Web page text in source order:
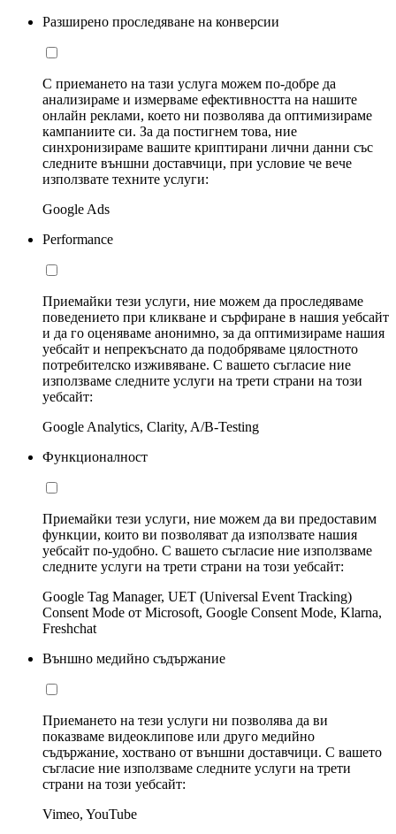
Разширено проследяване на конверсии
С приемането на тази услуга можем по-добре да
анализираме и измерваме ефективността на нашите
онлайн реклами, което ни позволява да оптимизираме
кампаниите си. За да постигнем това, ние
синхронизираме вашите криптирани лични данни със
следните външни доставчици, при условие че вече
използвате техните услуги:
Google Ads
Performance
Приемайки тези услуги, ние можем да проследяваме
поведението при кликване и сърфиране в нашия уебсайт
и да го оценяваме анонимно, за да оптимизираме нашия
уебсайт и непрекъснато да подобряваме цялостното
потребителско изживяване. С вашето съгласие ние
използваме следните услуги на трети страни на този
уебсайт:
Google Analytics, Clarity, A/B-Testing
Функционалност
Приемайки тези услуги, ние можем да ви предоставим
функции, които ви позволяват да използвате нашия
уебсайт по-удобно. С вашето съгласие ние използваме
следните услуги на трети страни на този уебсайт:
Google Tag Manager, UET (Universal Event Tracking)
Consent Mode от Microsoft, Google Consent Mode, Klarna,
Freshchat
Външно медийно съдържание
Приемането на тези услуги ни позволява да ви
показваме видеоклипове или друго медийно
съдържание, хоствано от външни доставчици. С вашето
съгласие ние използваме следните услуги на трети
страни на този уебсайт:
Vimeo, YouTube